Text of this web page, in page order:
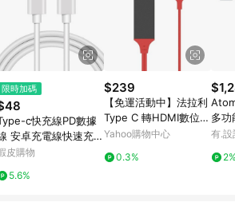
頁)切換為App都將會造成追蹤中斷而
物資訊整合性
時間差，如顯示之商品規格、顏色、價
銷售網頁不符，以銷售網頁標示為準。
根據台灣樂天回饋規定，逾期訂單將
，台灣樂天市場保有更改條款與法律
樂天市場網站公告為準。
限時加碼
c快充線PD數據
安卓充電線快速充電
type-c充電線 贈品
皮購物
5.6%
$239
【免運活動中】法拉利
Type C 轉HDMI數位4
K影音轉接線(簡易版)
Yahoo購物中心
0.3%
多功
-C
有.